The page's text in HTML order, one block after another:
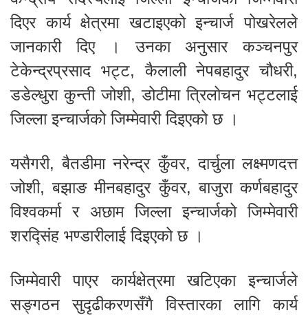
दिएर कार्य क्षेत्रमा खटाइएको इन्चार्ज पोखरेलले
जानकारी दिए । उनका अनुसार कञ्चनपुर
टेकेन्द्रप्रसाद भट्ट, कैलाली नेपबहादुर चौधरी,
डडेल्धुरा कुन्ती जोशी, डोटीमा त्रिलोचन भट्टलाई
जिल्ला इन्चार्जको जिम्मेवारी दिइएको छ ।
यसैगरी, बैतडीमा नरेन्द्र कुँवर, दार्चुला लक्ष्मणदत्त
जोशी, बझाङ मीनबहादुर कुँवर, बाजुरा कर्णबहादुर
विश्वकर्मा र अछाम जिल्ला इन्चार्जको जिम्मेवारी
शरद्सिंह भण्डारीलाई दिइएको छ ।
जिम्मेवारी पाएर कार्यक्षेत्रमा खटिएका इन्चार्जले
सङ्गठन सुदृढीकरणसँगै विस्तारका लागि कार्य